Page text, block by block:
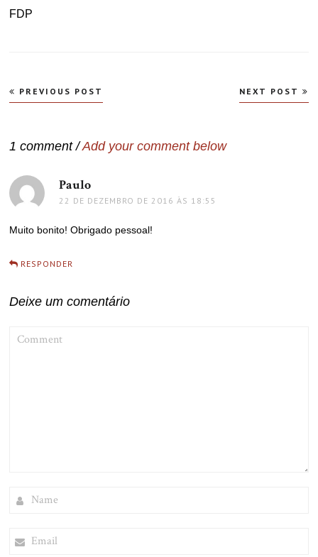
FDP
Navegação
de
PREVIOUS POST NEXT POST
1 comment /Add your comment below
Paulo
22 DE DEZEMBRO DE 2016 ÀS 18:55
Muito bonito! Obrigado pessoal!
RESPONDER
Deixe um comentário